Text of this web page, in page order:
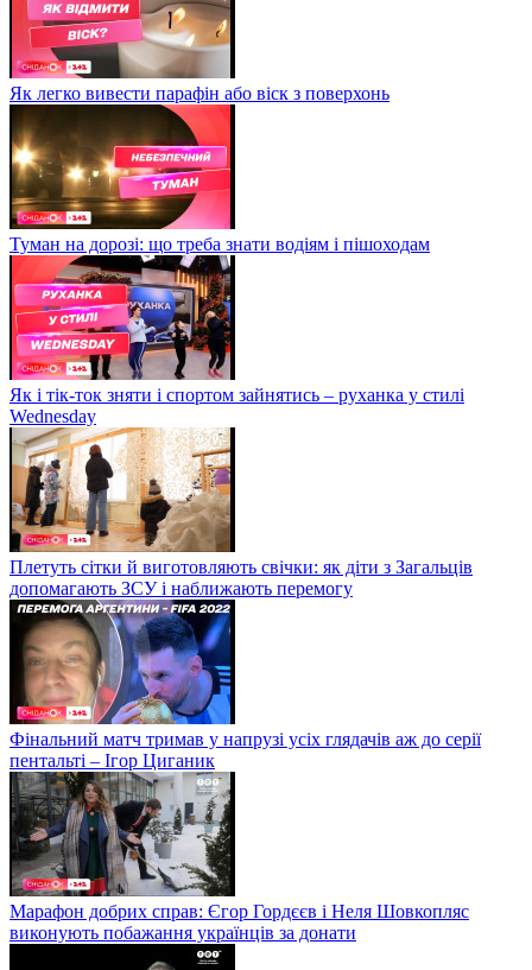
Як легко вивести парафін або віск з поверхонь
Туман на дорозі: що треба знати водіям і пішоходам
Як і тік-ток зняти і спортом зайнятись – руханка у стилі
Wednesday
Плетуть сітки й виготовляють свічки: як діти з Загальців
допомагають ЗСУ і наближають перемогу
Фінальний матч тримав у напрузі усіх глядачів аж до серії
пентальті – Ігор Циганик
Марафон добрих справ: Єгор Гордєєв і Неля Шовкопляс
виконують побажання українців за донати